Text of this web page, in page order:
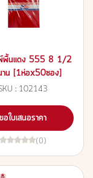
พื้นแดง 555 8 1/2
าน [1ห่อx50ซอง]
: 102143
ขอใบเสนอราคา
(0)